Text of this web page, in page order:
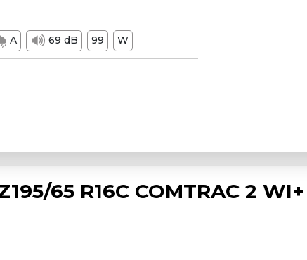
A 69 dB 99 W
65 R16C COMTRAC 2 WI+